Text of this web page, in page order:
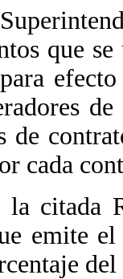
que
de
cada
la citada
emite